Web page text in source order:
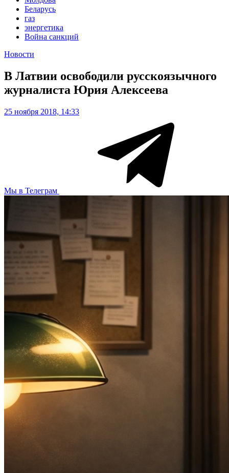
Беларусь
газ
энергетика
Война санкций
Новости
В Латвии освободили русскоязычного
журналиста Юрия Алексеева
25 ноября 2018, 14:33
Мы в Телеграм